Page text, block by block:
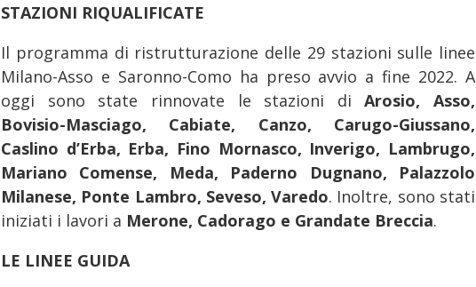
STAZIONI RIQUALIFICATE
Il programma di ristrutturazione delle 29 stazioni sulle linee
Milano-Asso e Saronno-Como ha preso avvio a fine 2022. A
oggi sono state rinnovate le stazioni diArosio, Asso,
Bovisio-Masciago, Cabiate, Canzo, Carugo-Giussano,
Caslino d’Erba, Erba, Fino Mornasco, Inverigo, Lambrugo,
Mariano Comense, Meda, Paderno Dugnano, Palazzolo
Milanese, Ponte Lambro, Seveso, Varedo. Inoltre, sono stati
iniziati i lavori a Merone, Cadorago e Grandate Breccia.
LE LINEE GUIDA